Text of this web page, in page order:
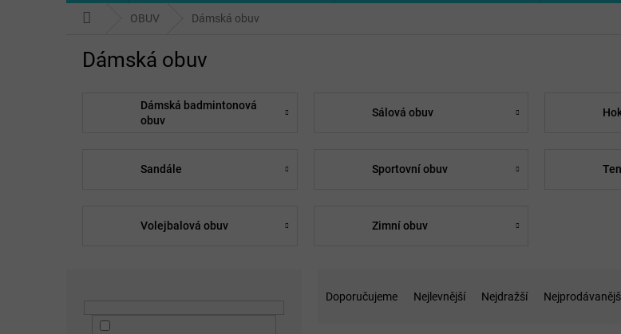
OBUV Dámská obuv
Dámská obuv
Dámská badmintonová
obuv
Sálová obuv
Sandále Sportovní obuv
Volejbalová obuv Zimní obuv
Doporučujeme Nejlevnější Nejdražší